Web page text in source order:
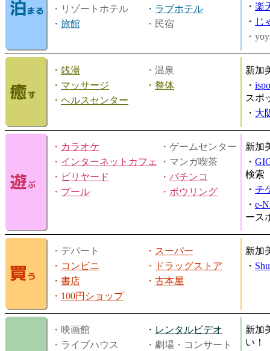
・リゾートホテル
・ ラブホテル
・ 旅館 ・民宿
・ 楽
・ じ
・
・ 銭湯
・温泉
・ マッサージ ・ 整体
・ ヘルスセンター
新加
・
スポ
・ 大
・ カラオケ
・ゲームセンター
・ インターネットカフェ
・マンガ喫茶
・ ビリヤード ・ パチンコ
・ プール ・ ボウリング
新加
・
検索
・ チ
・ e-
ース
・デパート ・ スーパー
・ コンビニ ・
ドラッグストア
・ 書店 ・ 古本屋
・ 100円ショップ
新加
・
・映画館 ・ レンタルビデオ
・ライブハウス
・劇場・コンサート
新加
い！